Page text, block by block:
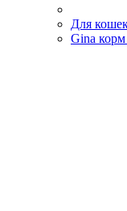
Для
Gina